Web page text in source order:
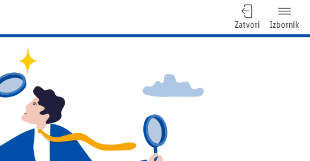
Zatvori Izbornik